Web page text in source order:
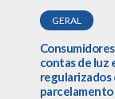
GERAL
contas de luz
regularizados
parcelamento